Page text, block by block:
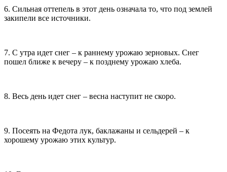
6. Сильная оттепель в этот день означала то, что под землей
закипели все источники.
7. С утра идет снег – к раннему урожаю зерновых. Снег
пошел ближе к вечеру – к позднему урожаю хлеба.
8. Весь день идет снег – весна наступит не скоро.
9. Посеять на Федота лук, баклажаны и сельдерей – к
хорошему урожаю этих культур.